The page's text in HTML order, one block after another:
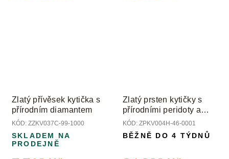
Zlatý přívěsek kytička s
přírodním diamantem
KÓD: ZZKV037C-99-1000
SKLADEM NA
PRODEJNĚ
Zlatý prsten kytičky s
přírodními peridoty a
topazem
KÓD: ZPKV004H-46-0001
BĚŽNĚ DO 4 TÝDNŮ